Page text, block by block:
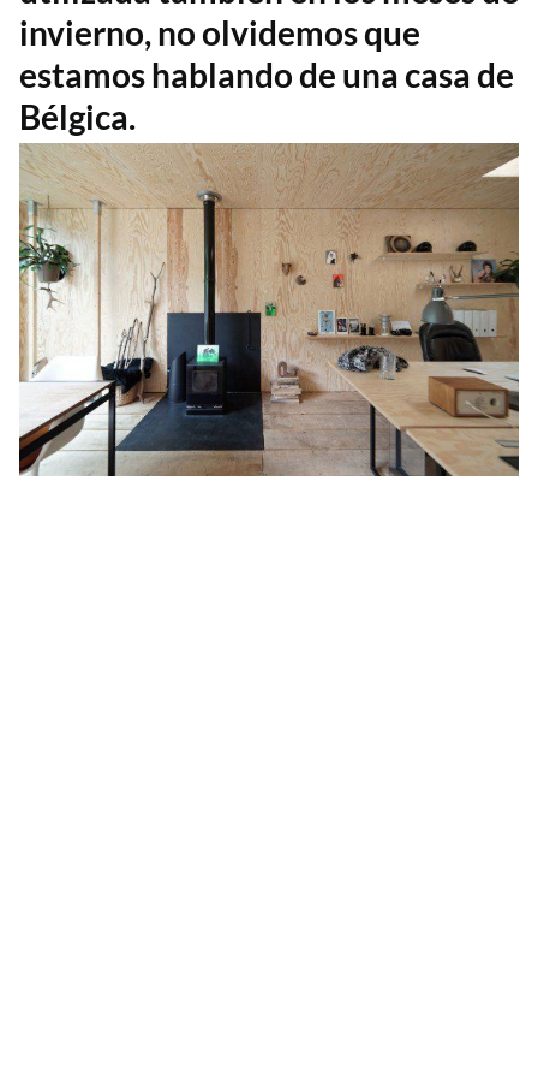
invierno, no olvidemos que
estamos hablando de una casa de
Bélgica.